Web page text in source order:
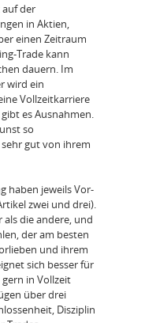
der
in Aktien,
einen Zeitraum
Trade kann
dauern. Im
wird ein
Vollzeitkarriere
es Ausnahmen.
so
gut von ihrem
haben jeweils Vor-
zwei und drei).
als die andere, und
der am besten
und ihrem
sich besser für
in Vollzeit
über drei
Disziplin